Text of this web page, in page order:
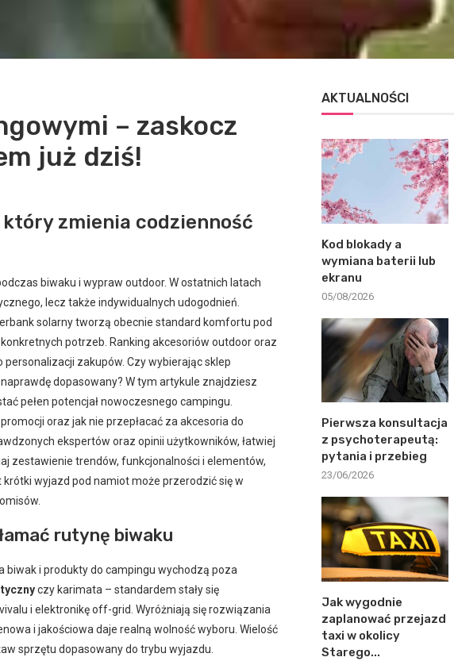
– zaskocz
już dziś!
zmienia codzienność
biwaku i wypraw outdoor. W ostatnich latach
lecz także indywidualnych udogodnień.
solarny tworzą obecnie standard komfortu pod
potrzeb. Ranking akcesoriów outdoor oraz
zakupów. Czy wybierając sklep
dopasowany? W tym artykule znajdziesz
pełen potencjał nowoczesnego campingu.
oraz jak nie przepłacać za akcesoria do
ekspertów oraz opinii użytkowników, łatwiej
zestawienie trendów, funkcjonalności i elementów,
wyjazd pod namiot może przerodzić się w
rutynę biwaku
biwak i produkty do campingu wychodzą poza
czy karimata – standardem stały się
i elektronikę off-grid. Wyróżniają się rozwiązania
i jakościowa daje realną wolność wyboru. Wielość
sprzętu dopasowany do trybu wyjazdu.
AKTUALNOŚCI
Kod blokady a
wymiana baterii lub
ekranu
05/08/2026
Pierwsza konsultacja
z psychoterapeutą:
pytania i przebieg
23/06/2026
Jak wygodnie
zaplanować przejazd
taxi w okolicy
Starego...